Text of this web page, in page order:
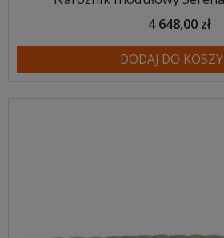
4 648,00 zł
DODAJ DO